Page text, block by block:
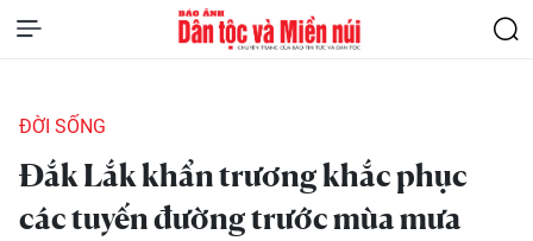
ĐỜI SỐNG
Đắk Lắk khẩn trương khắc phục
các tuyến đường trước mùa mưa